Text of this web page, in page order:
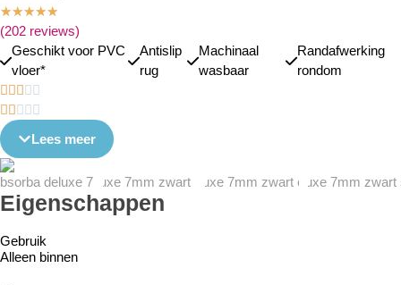
★★★★★
(202 reviews)
Geschikt voor PVC
vloer*
Antislip
rug
Machinaal
wasbaar
Randafwerking
rondom
    
    
Lees meer
Eigenschappen
Gebruik
Alleen binnen